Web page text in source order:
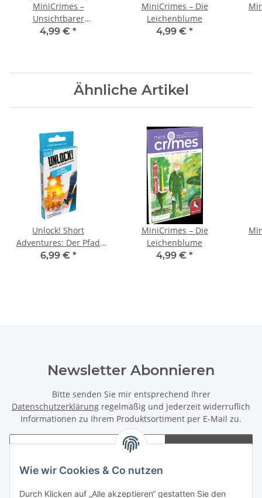
Wie wir Cookies & Co nutzen
Durch Klicken auf „Alle akzeptieren“ gestatten Sie den
MiniCrimes –
Unsichtbarer
Eindringling
4,99 € *
MiniCrimes – Die
Leichenblume
4,99 € *
Ähnliche Artikel
Unlock! Short
Adventures: Der Pfad
des Katana
6,99 € *
MiniCrimes – Die
Leichenblume
4,99 € *
Newsletter Abonnieren
Bitte senden Sie mir entsprechend Ihrer
Datenschutzerklärung regelmäßig und jederzeit widerruflich
Informationen zu Ihrem Produktsortiment per E-Mail zu.
Abonnieren
Newsletter Abonnieren
Informationen